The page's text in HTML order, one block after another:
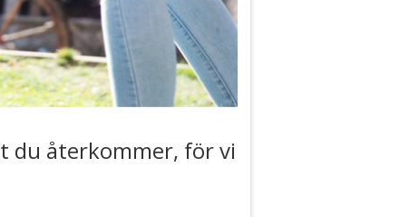
du återkommer, för vi